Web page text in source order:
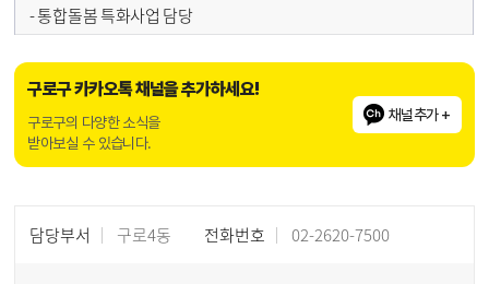
- 통합돌봄 특화사업 담당
구로구 카카오톡 채널을 추가하세요!
구로구의 다양한 소식을
받아보실 수 있습니다.
채널추가 +
담당부서 구로4동 전화번호 02-2620-7500